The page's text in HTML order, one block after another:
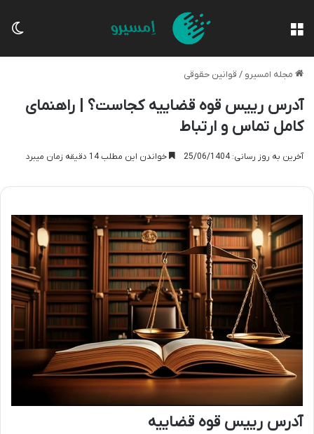
مجله امسیرو / قوانین حقوقی
آدرس رییس قوه قضاییه کجاست؟ | راهنمای
کامل تماس و ارتباط
آخرین به روز رسانی: 25/06/1404 خواندن این مطلب 14 دقیقه زمان میبرد
آدرس رییس قوه قضاییه